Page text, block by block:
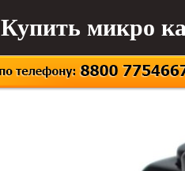
Купить микро